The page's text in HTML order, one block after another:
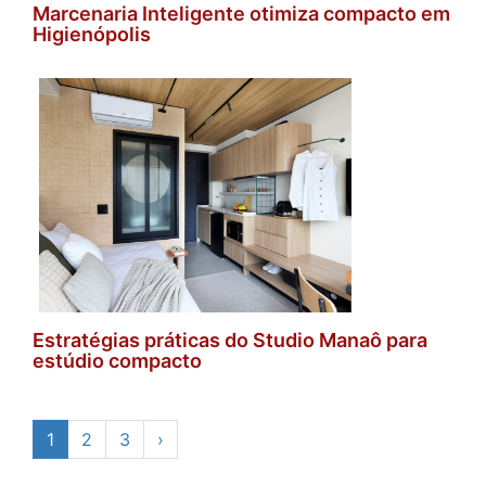
Marcenaria Inteligente otimiza compacto em
Higienópolis
Estratégias práticas do Studio Manaô para
estúdio compacto
1 2 3 ›